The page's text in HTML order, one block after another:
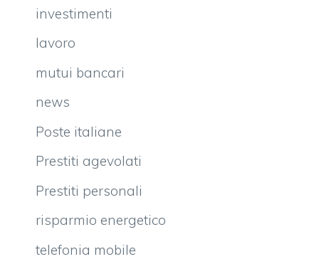
investimenti
lavoro
mutui bancari
news
Poste italiane
Prestiti agevolati
Prestiti personali
risparmio energetico
telefonia mobile